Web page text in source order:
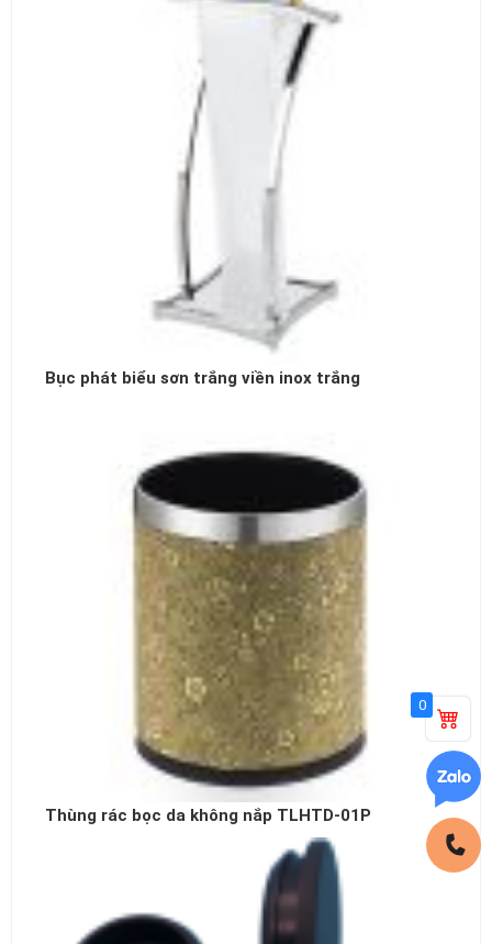
Bục phát biểu sơn trắng viền inox trắng
Thùng rác bọc da không nắp TLHTD-01P
0